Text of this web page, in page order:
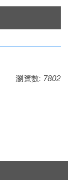
瀏覽數: 7802